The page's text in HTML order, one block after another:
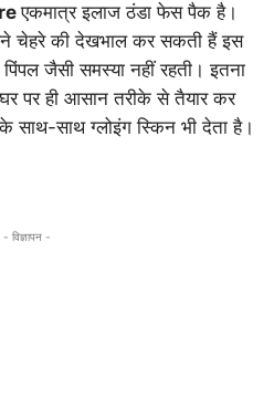
एकमात्र इलाज ठंडा फेस पैक है।
चेहरे की देखभाल कर सकती हैं इस
जैसी समस्या नहीं रहती। इतना
पर ही आसान तरीके से तैयार कर
साथ ग्लोइंग स्किन भी देता है।
- विज्ञापन -